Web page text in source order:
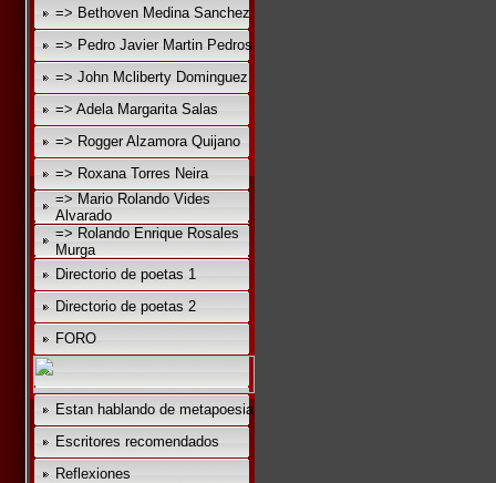
=> Bethoven Medina Sanchez
=> Pedro Javier Martin Pedros
=> John Mcliberty Dominguez
=> Adela Margarita Salas
=> Rogger Alzamora Quijano
=> Roxana Torres Neira
=> Mario Rolando Vides
Alvarado
=> Rolando Enrique Rosales
Murga
Directorio de poetas 1
Directorio de poetas 2
FORO
Estan hablando de metapoesia
Escritores recomendados
Reflexiones